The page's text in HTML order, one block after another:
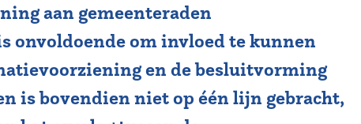
aan gemeenteraden
onvoldoende om invloed te kunnen
en de besluitvorming
is bovendien niet op één lijn gebracht,